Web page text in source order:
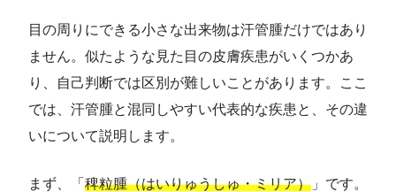
目の周りにできる小さな出来物は汗管腫だけではあり
ません。似たような見た目の皮膚疾患がいくつかあ
り、自己判断では区別が難しいことがあります。ここ
では、汗管腫と混同しやすい代表的な疾患と、その違
いについて説明します。
まず、「 稗粒腫（はいりゅうしゅ・ミリア） 」です。